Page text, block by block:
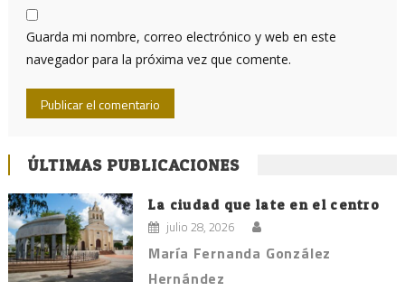
Guarda mi nombre, correo electrónico y web en este
navegador para la próxima vez que comente.
ÚLTIMAS PUBLICACIONES
La ciudad que late en el centro
julio 28, 2026
María Fernanda González
Hernández